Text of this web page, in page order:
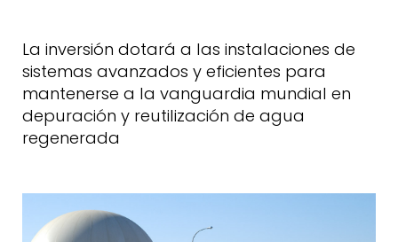
La inversión dotará a las instalaciones de
sistemas avanzados y eficientes para
mantenerse a la vanguardia mundial en
depuración y reutilización de agua
regenerada